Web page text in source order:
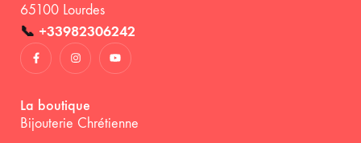
65100 Lourdes
📞 +33982306242
La boutique
Bijouterie Chrétienne